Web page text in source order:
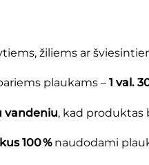
žiliems ar
plaukams – 1 val.
vandeniu, kad produktas
100 %naudodami